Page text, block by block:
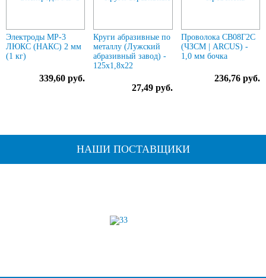
Электроды МР-3
ЛЮКС (НАКС) 2 мм
(1 кг)
339,60 руб.
Круги абразивные по
металлу (Лужский
абразивный завод) -
125х1,8х22
27,49 руб.
Проволока СВ08Г2С
(ЧЗСМ | ARCUS) -
1,0 мм бочка
236,76 руб.
НАШИ ПОСТАВЩИКИ